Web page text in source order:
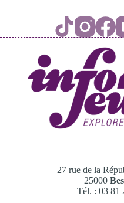
27 rue de la
25000
Tél. : 03 81